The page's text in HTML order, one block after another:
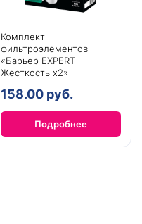
Комплект
фильтроэлементов
«Барьер EXPERT
Жесткость х2»
158.00 руб.
Подробнее